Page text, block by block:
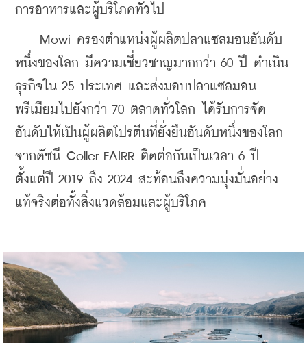
การอาหารและผู้บริโภคทั่วไป
Mowi ครองตำแหน่งผู้ผลิตปลาแซลมอนอันดับ
หนึ่งของโลก มีความเชี่ยวชาญมากกว่า 60 ปี ดำเนิน
ธุรกิจใน 25 ประเทศ และส่งมอบปลาแซลมอน
พรีเมียมไปยังกว่า 70 ตลาดทั่วโลก ได้รับการจัด
อันดับให้เป็นผู้ผลิตโปรตีนที่ยั่งยืนอันดับหนึ่งของโลก
จากดัชนี Coller FAIRR ติดต่อกันเป็นเวลา 6 ปี
ตั้งแต่ปี 2019 ถึง 2024 สะท้อนถึงความมุ่งมั่นอย่าง
แท้จริงต่อทั้งสิ่งแวดล้อมและผู้บริโภค